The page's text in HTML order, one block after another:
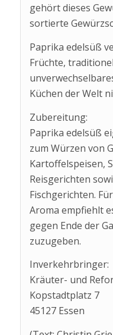
gehört dieses
sortierte
Paprika edelsüß
Früchte,
Küchen der Welt
Zubereitung:
Paprika edelsüß
zum Würzen von
Kartoffelspeisen,
Reisgerichten
Fischgerichten.
Aroma empfiehlt
gegen Ende der
zuzugeben.
Inverkehrbringer:
Kräuter- und
Kopstadtplatz 7
45127 Essen